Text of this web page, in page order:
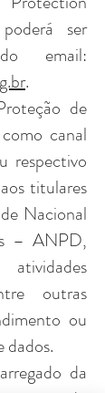
ser
email:
.
de
canal
respectivo
titulares
Nacional
– ANPD,
outras
ou
dados.
da